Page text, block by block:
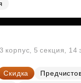
корпус, 5 секция,
Скидка